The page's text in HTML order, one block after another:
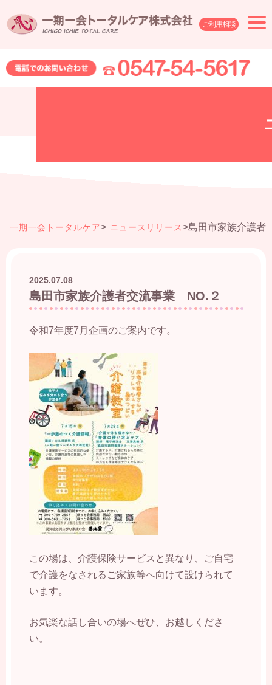
ご利用相談
一期一会トータルケア> ニュースリリース>島田市家族介護
2025.07.08
島田市家族介護者交流事業 NO.２
令和7年度7月企画のご案内です。
この場は、介護保険サービスと異なり、ご自宅
で介護をなされるご家族等へ向けて設けられて
います。
お気楽な話し合いの場へぜひ、お越しくださ
い。